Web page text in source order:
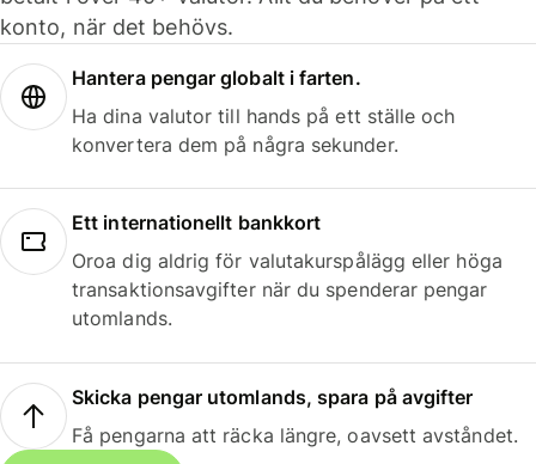
konto, när det behövs.
Hantera pengar globalt i farten.
Ha dina valutor till hands på ett ställe och
konvertera dem på några sekunder.
Ett internationellt bankkort
Oroa dig aldrig för valutakurspålägg eller höga
transaktionsavgifter när du spenderar pengar
utomlands.
Skicka pengar utomlands, spara på avgifter
Få pengarna att räcka längre, oavsett avståndet.